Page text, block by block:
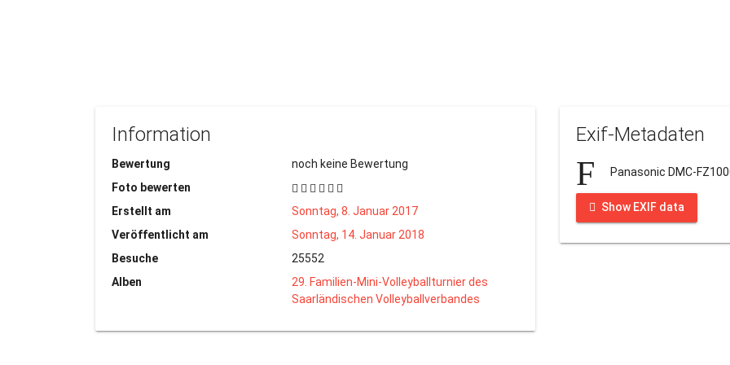
Information
Bewertung
noch keine Bewertung
Foto bewerten
Erstellt am
Sonntag, 8. Januar 2017
Veröffentlicht am
Sonntag, 14. Januar 2018
Besuche
25552
Alben
29. Familien-Mini-Volleyballturnier des
Saarländischen Volleyballverbandes
Exif-Metadaten
Panasonic DMC-
Show EXIF data